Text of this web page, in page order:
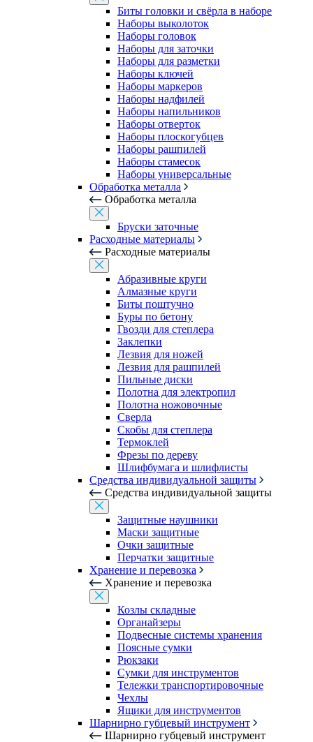
Биты головки и свёрла в наборе
Наборы выколоток
Наборы головок
Наборы для заточки
Наборы для разметки
Наборы ключей
Наборы маркеров
Наборы надфилей
Наборы напильников
Наборы отверток
Наборы плоскогубцев
Наборы рашпилей
Наборы стамесок
Наборы универсальные
Обработка металла
Обработка металла
Бруски заточные
Расходные материалы
Расходные материалы
Абразивные круги
Алмазные круги
Биты поштучно
Буры по бетону
Гвозди для степлера
Заклепки
Лезвия для ножей
Лезвия для рашпилей
Пильные диски
Полотна для электропил
Полотна ножовочные
Сверла
Скобы для степлера
Термоклей
Фрезы по дереву
Шлифбумага и шлифлисты
Средства индивидуальной защиты
Средства индивидуальной защиты
Защитные наушники
Маски защитные
Очки защитные
Перчатки защитные
Хранение и перевозка
Хранение и перевозка
Козлы складные
Органайзеры
Подвесные системы хранения
Поясные сумки
Рюкзаки
Сумки для инструментов
Тележки транспортировочные
Чехлы
Ящики для инструментов
Шарнирно губцевый инструмент
Шарнирно губцевый инструмент